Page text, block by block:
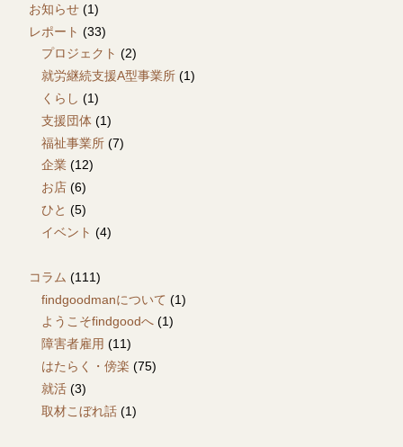
お知らせ (1)
レポート (33)
プロジェクト (2)
就労継続支援A型事業所 (1)
くらし (1)
支援団体 (1)
福祉事業所 (7)
企業 (12)
お店 (6)
ひと (5)
イベント (4)
コラム (111)
findgoodmanについて (1)
ようこそfindgoodへ (1)
障害者雇用 (11)
はたらく・傍楽 (75)
就活 (3)
取材こぼれ話 (1)